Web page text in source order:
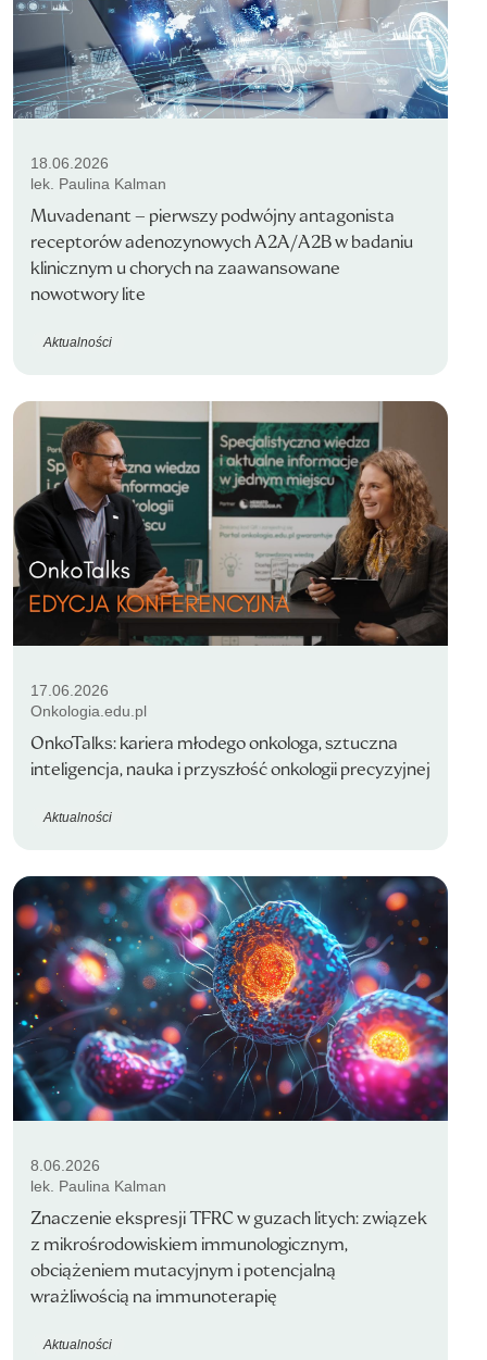
18.06.2026
lek. Paulina Kalman
Muvadenant – pierwszy podwójny antagonista
receptorów adenozynowych A2A/A2B w badaniu
klinicznym u chorych na zaawansowane
nowotwory lite
Aktualności
17.06.2026
Onkologia.edu.pl
OnkoTalks: kariera młodego onkologa, sztuczna
inteligencja, nauka i przyszłość onkologii precyzyjnej
Aktualności
8.06.2026
lek. Paulina Kalman
Znaczenie ekspresji TFRC w guzach litych: związek
z mikrośrodowiskiem immunologicznym,
obciążeniem mutacyjnym i potencjalną
wrażliwością na immunoterapię
Aktualności